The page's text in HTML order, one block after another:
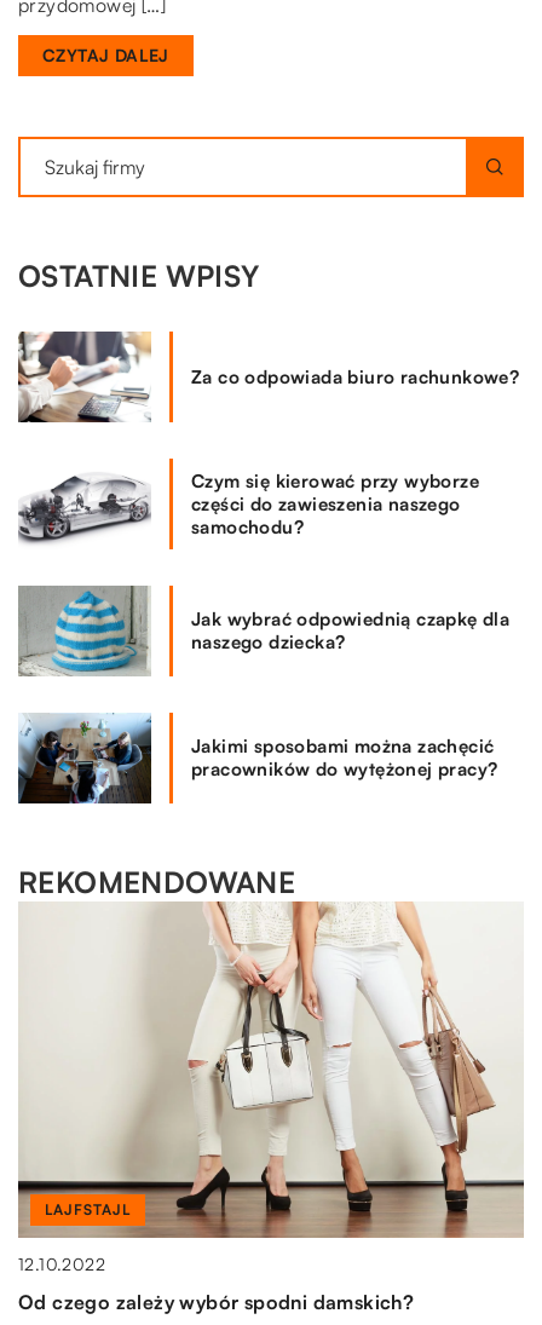
CZYTAJ DALEJ
OSTATNIE WPISY
Za co odpowiada biuro rachunkowe?
Czym się kierować przy wyborze
części do zawieszenia naszego
samochodu?
Jak wybrać odpowiednią czapkę dla
naszego dziecka?
Jakimi sposobami można zachęcić
pracowników do wytężonej pracy?
REKOMENDOWANE
LAJFSTAJL
17.08.2022
Rodzaje kominków – jaki są ich cechy?
DOM I OTOCZENIE
15.07.2022
Kiedy warto zdecydować się na szambo betonowe?
LAJFSTAJL
12.10.2022
Od czego zależy wybór spodni damskich?